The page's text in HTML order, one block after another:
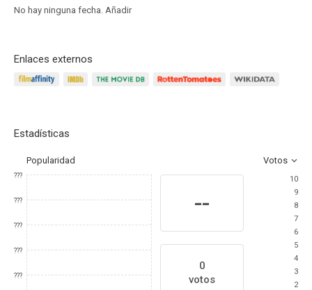
No hay ninguna fecha. Añadir
Enlaces externos
Estadísticas
Popularidad Votos
???
???
???
???
???
--
0
votos
10
9
8
7
6
5
4
3
2